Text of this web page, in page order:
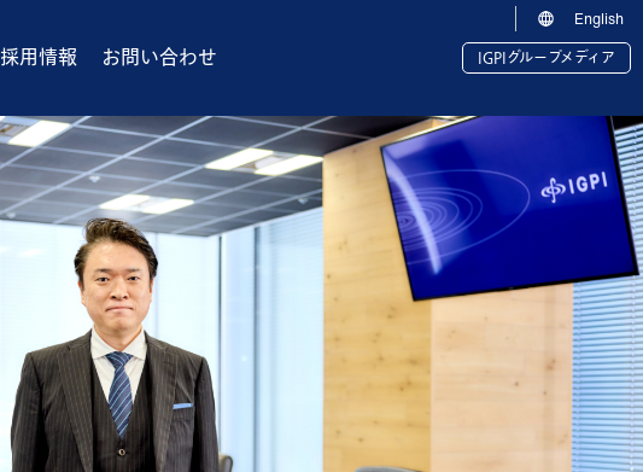
採用情報 お問い合わせ IGPIグループメディア
English